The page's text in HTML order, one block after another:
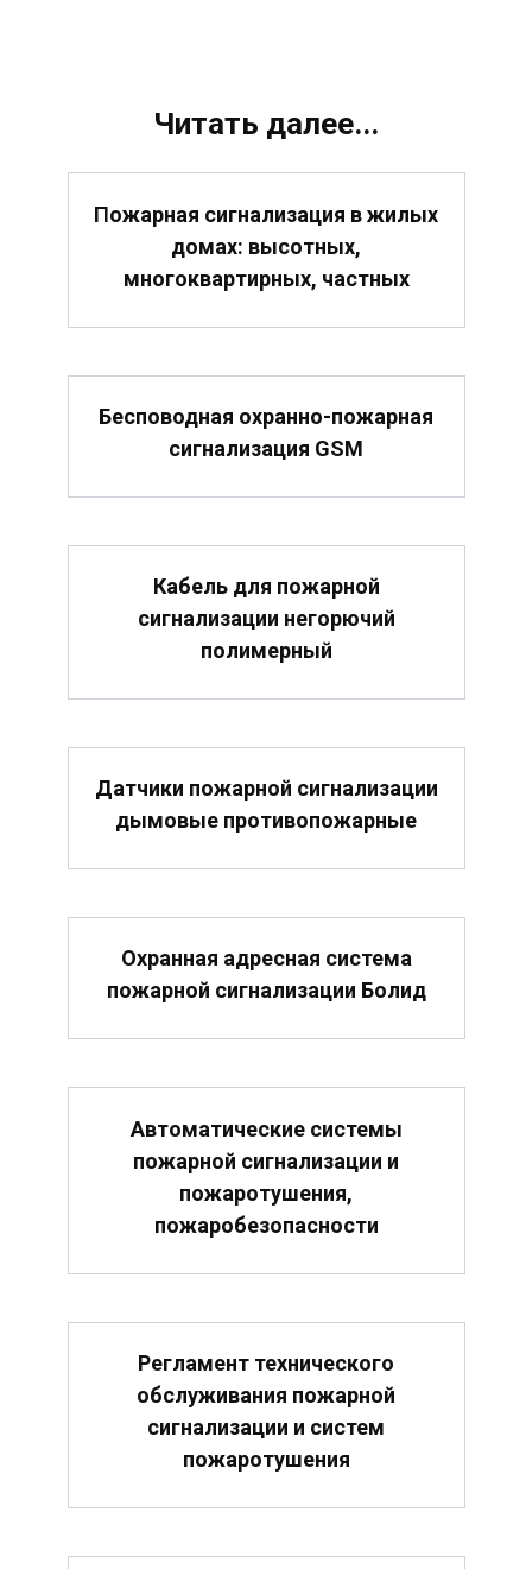
Читать далее...
Пожарная сигнализация в жилых
домах: высотных,
многоквартирных, частных
Бесповодная охранно-пожарная
сигнализация GSM
Кабель для пожарной
сигнализации негорючий
полимерный
Датчики пожарной сигнализации
дымовые противопожарные
Охранная адресная система
пожарной сигнализации Болид
Автоматические системы
пожарной сигнализации и
пожаротушения,
пожаробезопасности
Регламент технического
обслуживания пожарной
сигнализации и систем
пожаротушения